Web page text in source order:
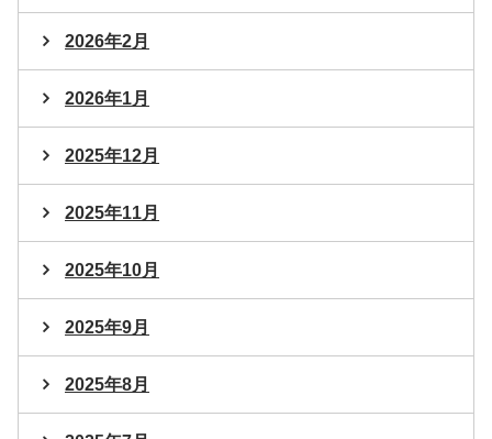
2026年2月
2026年1月
2025年12月
2025年11月
2025年10月
2025年9月
2025年8月